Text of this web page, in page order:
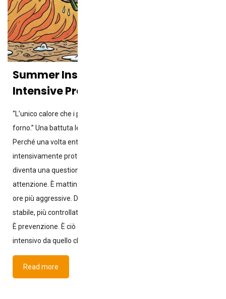
Summer Inside a Poultry Farm:
Intensive Protection
“L’unico calore che i polli non sentono è quello all’interno del
forno.” Una battuta leggera, giusto per stemperare la tensione.
Perché una volta entrati in un allevamento intensivo – o meglio,
intensivamente protetto – di pollame in piena estate, il caldo
diventa una questione seria, concreta e da gestire con
attenzione. È mattina presto. Fuori, il sole si prepara già alle sue
ore più aggressive. Dentro, l’aria è diversa: più fresca, più
stabile, più controllata. Non è un caso. È tecnologia. È gestione.
È prevenzione. È ciò che distingue un moderno allevamento
intensivo da quello che molti immaginano. I polli vivono
Read more